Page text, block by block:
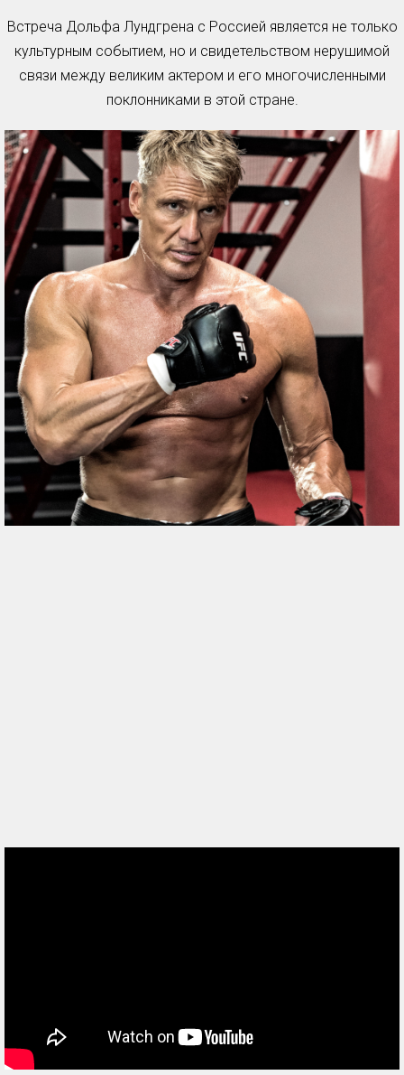
Встреча Дольфа Лундгрена с Россией является не только
культурным событием, но и свидетельством нерушимой
связи между великим актером и его многочисленными
поклонниками в этой стране.